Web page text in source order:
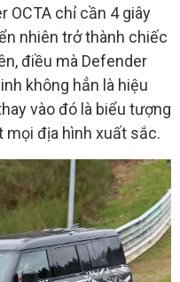
OCTA chỉ cần 4 giây
nhiên trở thành chiếc
điều mà Defender
không hẳn là hiệu
vào đó là biểu tượng
mọi địa hình xuất sắc.